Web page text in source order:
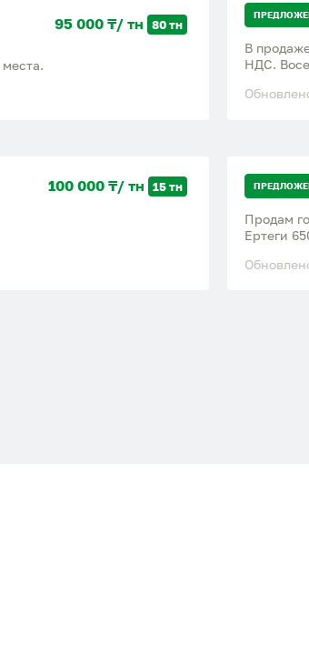
95 000 ₸/ тн 80 тн
В
НДС.
100 000 ₸/ тн 15 тн
Продам